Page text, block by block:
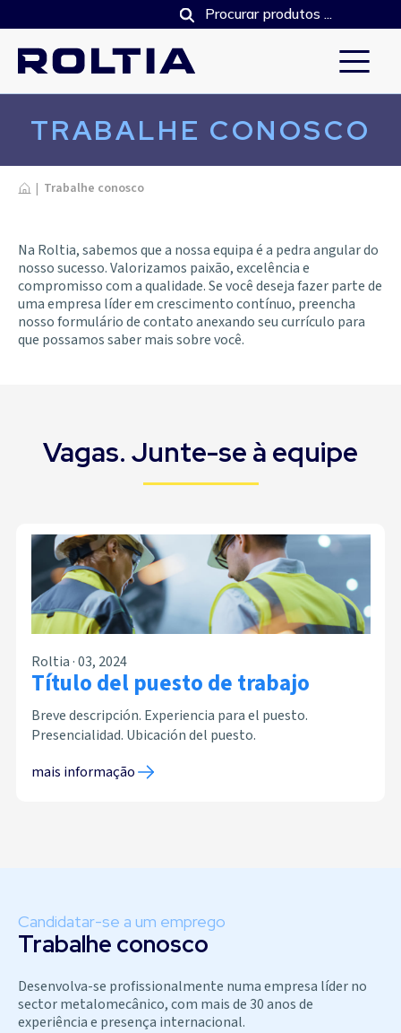
TRABALHE CONOSCO
Inicio
| Trabalhe conosco
Na Roltia, sabemos que a nossa equipa é a pedra angular do
nosso sucesso. Valorizamos paixão, excelência e
compromisso com a qualidade. Se você deseja fazer parte de
uma empresa líder em crescimento contínuo, preencha
nosso formulário de contato anexando seu currículo para
que possamos saber mais sobre você.
Vagas. Junte-se à equipe
Roltia · 03, 2024
Título del puesto de trabajo
Breve descripción. Experiencia para el puesto.
Presencialidad. Ubicación del puesto.
mais informação
Candidatar-se a um emprego
Trabalhe conosco
Desenvolva-se profissionalmente numa empresa líder no
sector metalomecânico, com mais de 30 anos de
experiência e presença internacional.